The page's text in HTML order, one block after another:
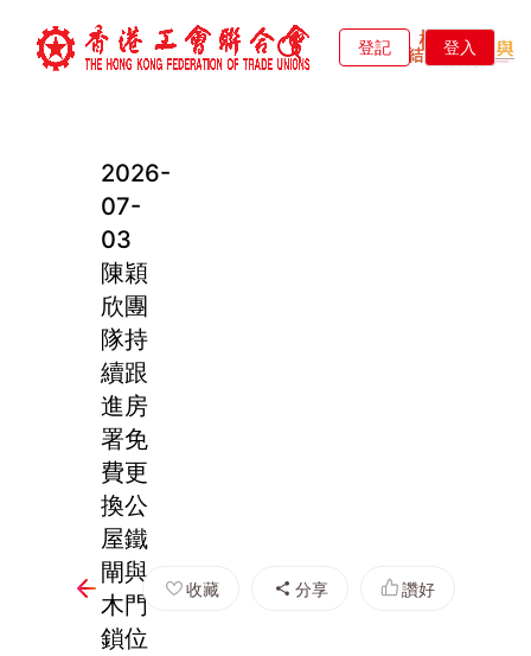
登記 登入
2026-
07-
03
陳穎
欣團
隊持
續跟
進房
署免
費更
換公
屋鐵
閘與
木門
鎖位
收藏 分享 讚好